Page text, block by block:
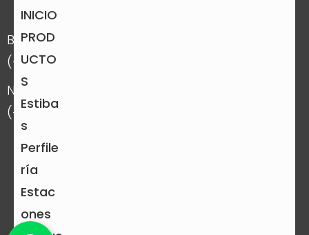
INICIO
PROD
UCTO
S
Estiba
s
Perfile
ría
Estac
ones
acompañarte en tu proyecto
Bogotá- Regional Centro
(+57) 316 0254409
Neiva- Regional Sur
(+57) 310 4706204
comercial2@ocoplast.com